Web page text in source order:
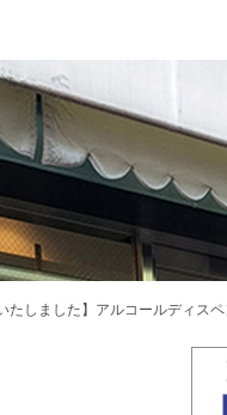
たしました】アルコールディスペ